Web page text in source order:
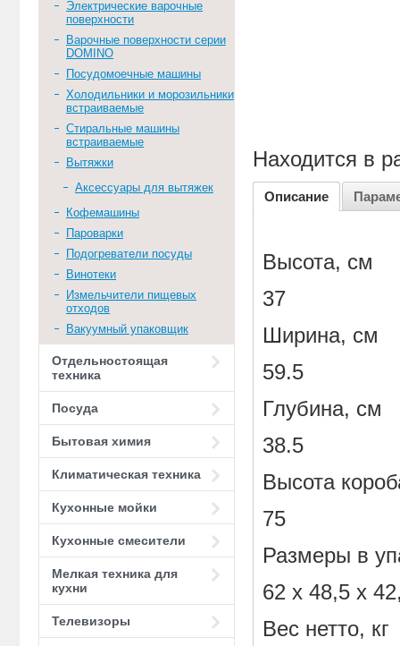
Электрические варочные
поверхности
Варочные поверхности серии
DOMINO
Посудомоечные машины
Холодильники и морозильники
встраиваемые
Стиральные машины
встраиваемые
Вытяжки
Аксессуары для вытяжек
Кофемашины
Пароварки
Подогреватели посуды
Винотеки
Измельчители пищевых
отходов
Вакуумный упаковщик
Отдельностоящая
техника
Посуда
Бытовая химия
Климатическая техника
Кухонные мойки
Кухонные смесители
Мелкая техника для
кухни
Телевизоры
Находится в
Описание
Высота, см
37
Ширина, см
59.5
Глубина, см
38.5
Высота
75
Размеры в
62 x 48,5 x
Вес нетто, кг